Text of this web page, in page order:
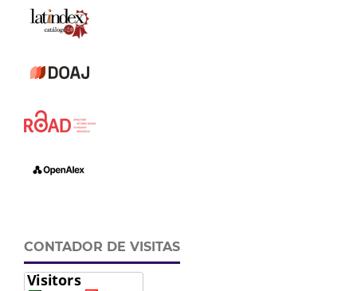
CONTADOR DE VISITAS